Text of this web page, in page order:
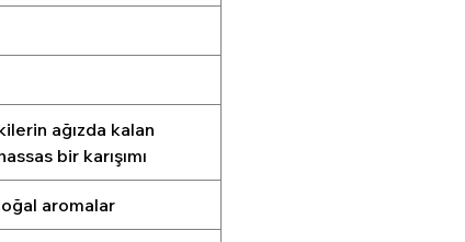
ağızda kalan
bir karışımı
aromalar